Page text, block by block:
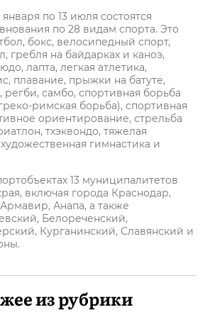
по 13 июля состоятся
по 28 видам спорта. Это
бокс, велосипедный спорт,
гребля на байдарках и каноэ,
лапта, легкая атлетика,
плавание, прыжки на батуте,
регби, самбо, спортивная борьба
римская борьба), спортивная
ориентирование, стрельба
тхэквондо, тяжелая
гимнастика и
13 муниципалитетов
включая города Краснодар,
Анапа, а также
Белореченский,
Курганинский, Славянский и
из рубрики